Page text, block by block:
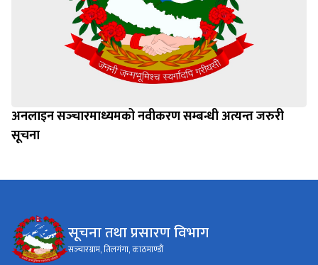
अनलाइन सञ्‍चारमाध्यमको नवीकरण सम्बन्धी अत्यन्त जरुरी
सूचना
सूचना तथा प्रसारण विभाग
सञ्‍चारग्राम, तिलगंगा, काठमाण्डौं